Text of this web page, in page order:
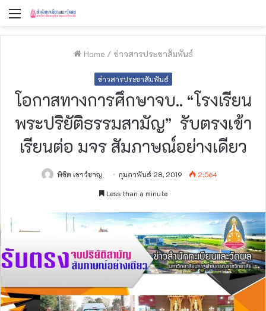
Menu
Home / ข่าวสารประชาสัมพันธ์
ข่าวสารประชาสัมพันธ์
โอกาสทางการศึกษา​จบ.. “โรงเรียน​
พระปริยัติ​ธรรมสามัญ” ​ รับตรงเข้า
เรียนต่อ มจร สัมภาษณ์​อย่างเดียว
พิชิต เชาว์ชาญ กุมภาพันธ์ 28, 2019
2,564
Less than a minute